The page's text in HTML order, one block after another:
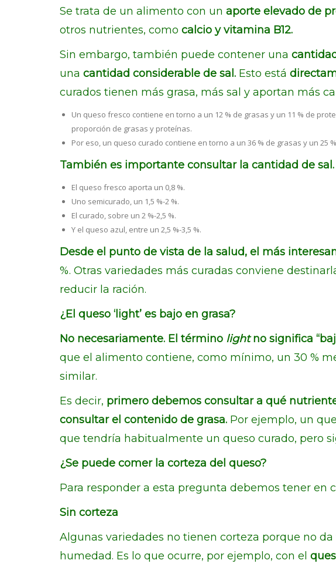
Se trata de un alimento con un aporte elevado de
otros nutrientes, como calcio y vitamina B12.
Sin embargo, también puede contener una
una cantidad considerable de sal. Esto está
curados tienen más grasa, más sal y aportan más
Un queso fresco contiene en torno a un 12 % de grasas y un 11 % de
proporción de grasas y proteínas.
Por eso, un queso curado contiene en torno a un 36 % de grasas y un 25
También es importante consultar la cantidad de sal.
El queso fresco aporta un 0,8 %.
Uno semicurado, un 1,5 %-2 %.
El curado, sobre un 2 %-2,5 %.
Y el queso azul, entre un 2,5 %-3,5 %.
Desde el punto de vista de la salud, el más
%. Otras variedades más curadas conviene
reducir la ración.
¿El queso ‘light’ es bajo en grasa?
No necesariamente. El término lightno significa
que el alimento contiene, como mínimo, un 30 %
similar.
Es decir, primero debemos consultar a qué
consultar el contenido de grasa. Por ejemplo, un
que tendría habitualmente un queso curado, pero
¿Se puede comer la corteza del queso?
Para responder a esta pregunta debemos tener en
Sin corteza
Algunas variedades no tienen corteza porque no
humedad. Es lo que ocurre, por ejemplo, con el